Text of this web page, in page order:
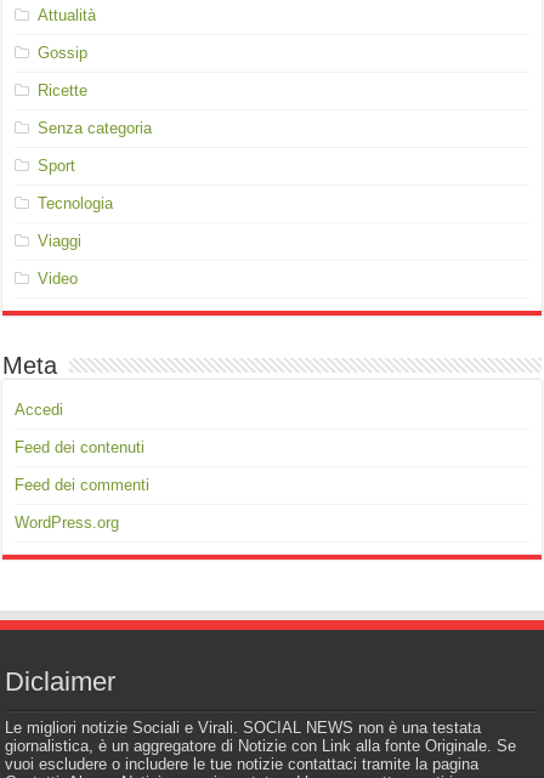
Attualità
Gossip
Ricette
Senza categoria
Sport
Tecnologia
Viaggi
Video
Meta
Accedi
Feed dei contenuti
Feed dei commenti
WordPress.org
Diclaimer
Le migliori notizie Sociali e Virali. SOCIAL NEWS non è una testata
giornalistica, è un aggregatore di Notizie con Link alla fonte Originale. Se
vuoi escludere o includere le tue notizie contattaci tramite la pagina